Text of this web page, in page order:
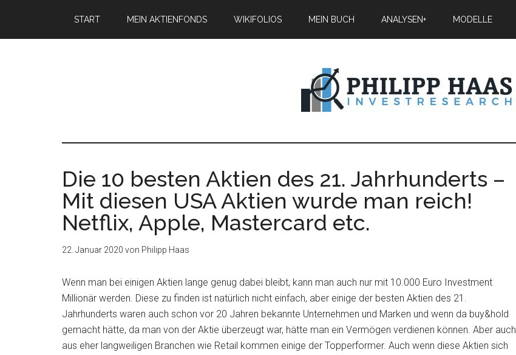
START MEIN AKTIENFONDS WIKIFOLIOS MEIN BUCH ANALYSEN+ MODELLE
Die 10 besten Aktien des 21. Jahrhunderts –
Mit diesen USA Aktien wurde man reich!
Netflix, Apple, Mastercard etc.
22. Januar 2020 von Philipp Haas
Wenn man bei einigen Aktien lange genug dabei bleibt, kann man auch nur mit 10.000 Euro Investment
Millionär werden. Diese zu finden ist natürlich nicht einfach, aber einige der besten Aktien des 21.
Jahrhunderts waren auch schon vor 20 Jahren bekannte Unternehmen und Marken und wenn da buy&hold
gemacht hätte, da man von der Aktie überzeugt war, hätte man ein Vermögen verdienen können. Aber auch
aus eher langweiligen Branchen wie Retail kommen einige der Topperformer. Auch wenn diese Aktien sich